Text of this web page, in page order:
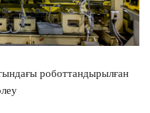
роботтандырылған